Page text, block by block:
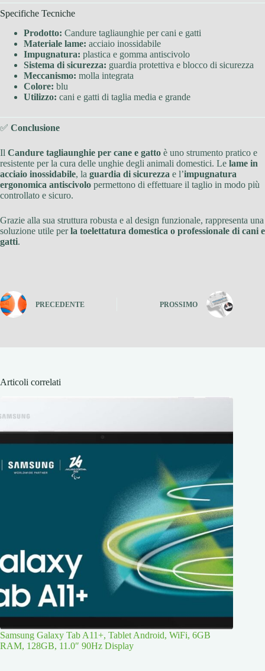
Specifiche Tecniche
Prodotto: Candure tagliaunghie per cani e gatti
Materiale lame: acciaio inossidabile
Impugnatura: plastica e gomma antiscivolo
Sistema di sicurezza: guardia protettiva e blocco di sicurezza
Meccanismo: molla integrata
Colore: blu
Utilizzo: cani e gatti di taglia media e grande
✅ Conclusione
Il Candure tagliaunghie per cane e gatto è uno strumento pratico e
resistente per la cura delle unghie degli animali domestici. Le lame in
acciaio inossidabile, la guardia di sicurezza e l’impugnatura
ergonomica antiscivolo permettono di effettuare il taglio in modo più
controllato e sicuro.
Grazie alla sua struttura robusta e al design funzionale, rappresenta una
soluzione utile perla toelettatura domestica o professionale di cani e
gatti.
PRECEDENTE PROSSIMO
Articoli correlati
Samsung Galaxy Tab A11+, Tablet Android, WiFi, 6GB
RAM, 128GB, 11.0″ 90Hz Display